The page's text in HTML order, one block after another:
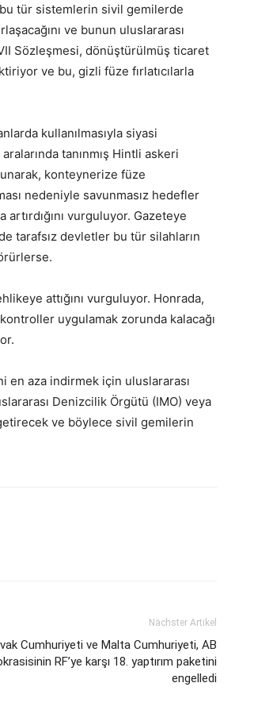
tür sistemlerin sivil gemilerde
ve bunun uluslararası
Sözleşmesi, dönüştürülmüş ticaret
ve bu, gizli füze fırlatıcılarla
kullanılmasıyla siyasi
tanınmış Hintli askeri
konteynerize füze
nedeniyle savunmasız hedefler
vurguluyor. Gazeteye
tarafsız devletler bu tür silahların
attığını vurguluyor. Honrada,
uygulamak zorunda kalacağı
en aza indirmek için uluslararası
Denizcilik Örgütü (IMO) veya
ve böylece sivil gemilerin
Nächster Artikel
Cumhuriyeti ve Malta Cumhuriyeti, AB
RF’ye karşı 18. yaptırım paketini
engelledi